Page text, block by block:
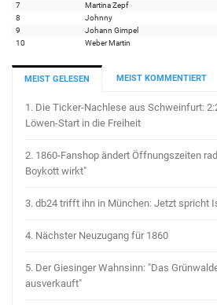
7
Martina Zepf
8
Johnny
9
Johann Gimpel
10
Weber Martin
MEIST GELESEN MEIST KOMMENTIERT
1. Die Ticker-Nachlese aus Schweinfurt:
Löwen-Start in die Freiheit
2. 1860-Fanshop ändert Öffnungszeiten
Boykott wirkt"
3. db24 trifft ihn in München: Jetzt spricht
4. Nächster Neuzugang für 1860
5. Der Giesinger Wahnsinn: "Das
ausverkauft"